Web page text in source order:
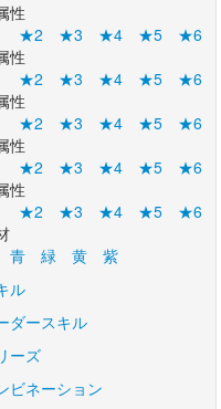
性
★2 ★3 ★4 ★5
★6
性
★2 ★3 ★4 ★5
★6
性
★2 ★3 ★4 ★5
★6
性
★2 ★3 ★4 ★5
★6
性
★2 ★3 ★4 ★5
★6
青 緑 黄
紫
ル
ダースキル
ーズ
ビネーション